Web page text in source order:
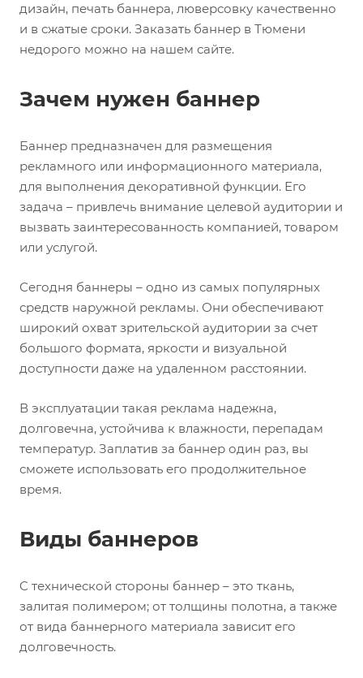
дизайн, печать баннера, люверсовку качественно
и в сжатые сроки. Заказать баннер в Тюмени
недорого можно на нашем сайте.
Зачем нужен баннер
Баннер предназначен для размещения
рекламного или информационного материала,
для выполнения декоративной функции. Его
задача – привлечь внимание целевой аудитории и
вызвать заинтересованность компанией, товаром
или услугой.
Сегодня баннеры – одно из самых популярных
средств наружной рекламы. Они обеспечивают
широкий охват зрительской аудитории за счет
большого формата, яркости и визуальной
доступности даже на удаленном расстоянии.
В эксплуатации такая реклама надежна,
долговечна, устойчива к влажности, перепадам
температур. Заплатив за баннер один раз, вы
сможете использовать его продолжительное
время.
Виды баннеров
C технической стороны баннер – это ткань,
залитая полимером; от толщины полотна, а также
от вида баннерного материала зависит его
долговечность.